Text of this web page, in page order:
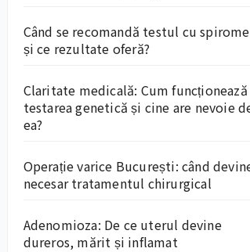
Când se recomandă testul cu
și ce rezultate oferă?
Claritate medicală: Cum funcționează
testarea genetică și cine are nevoie
ea?
Operație varice București: când
necesar tratamentul chirurgical
Adenomioza: De ce uterul devine
dureros, mărit și inflamat